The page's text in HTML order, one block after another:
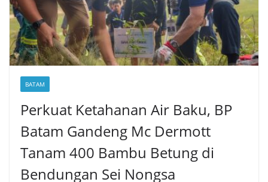
BATAM
Perkuat Ketahanan Air Baku, BP
Batam Gandeng Mc Dermott
Tanam 400 Bambu Betung di
Bendungan Sei Nongsa